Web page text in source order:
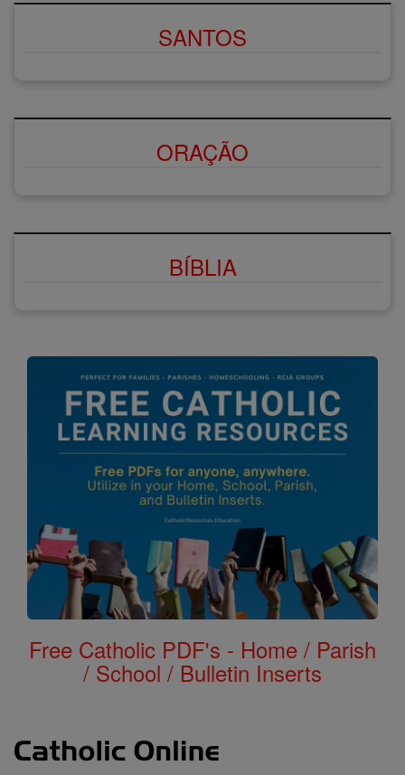
SANTOS
ORAÇÃO
BÍBLIA
Free Catholic PDF's - Home / Parish
/ School / Bulletin Inserts